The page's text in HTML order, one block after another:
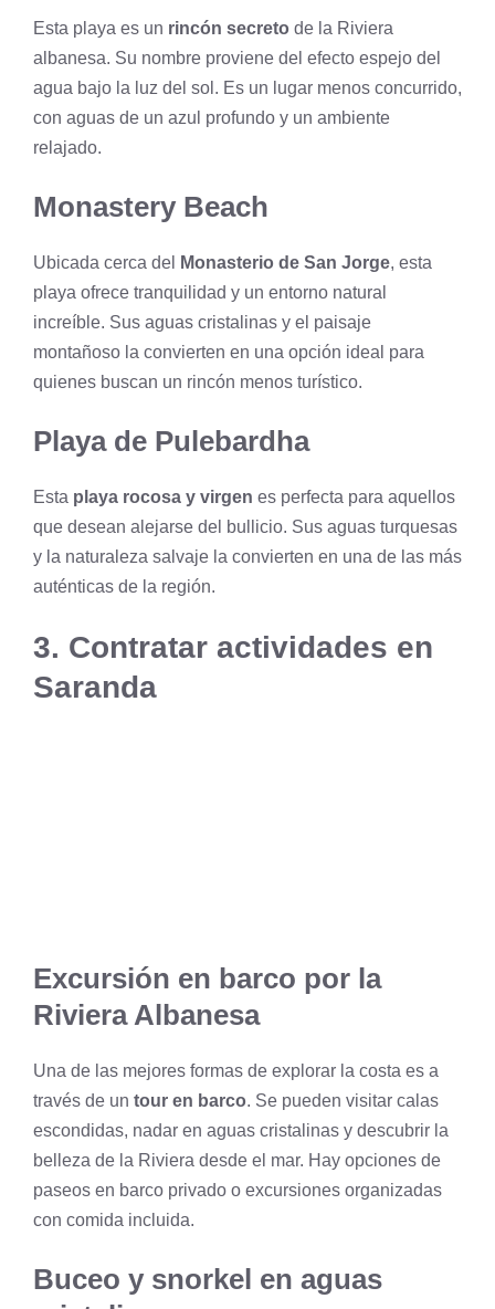
Esta playa es un rincón secreto de la Riviera
albanesa. Su nombre proviene del efecto espejo del
agua bajo la luz del sol. Es un lugar menos concurrido,
con aguas de un azul profundo y un ambiente
relajado.
Monastery Beach
Ubicada cerca del Monasterio de San Jorge, esta
playa ofrece tranquilidad y un entorno natural
increíble. Sus aguas cristalinas y el paisaje
montañoso la convierten en una opción ideal para
quienes buscan un rincón menos turístico.
Playa de Pulebardha
Esta playa rocosa y virgen es perfecta para aquellos
que desean alejarse del bullicio. Sus aguas turquesas
y la naturaleza salvaje la convierten en una de las más
auténticas de la región.
3. Contratar actividades en
Saranda
Excursión en barco por la
Riviera Albanesa
Una de las mejores formas de explorar la costa es a
través de un tour en barco. Se pueden visitar calas
escondidas, nadar en aguas cristalinas y descubrir la
belleza de la Riviera desde el mar. Hay opciones de
paseos en barco privado o excursiones organizadas
con comida incluida.
Buceo y snorkel en aguas